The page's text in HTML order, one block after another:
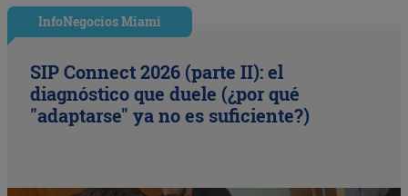
InfoNegocios Miami
SIP Connect 2026 (parte II): el
diagnóstico que duele (¿por qué
"adaptarse" ya no es suficiente?)